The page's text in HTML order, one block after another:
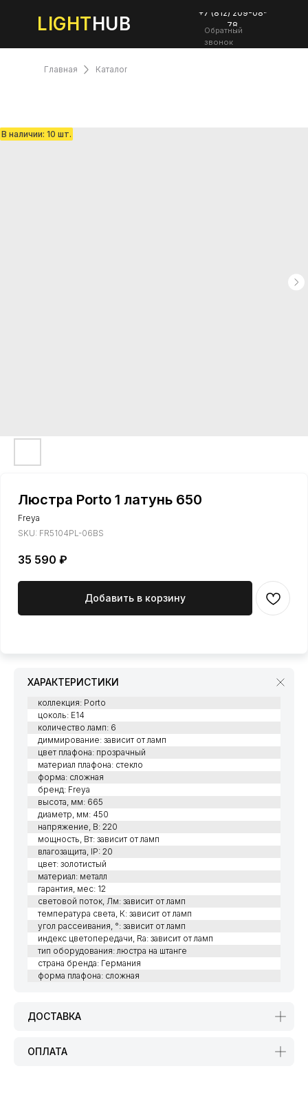
LIGHTHUB
+7 (812) 209-08-
78
Обратный
звонок
Каталог
Главная
Люстра Porto 1 латунь 650
Freya
SKU: FR5104PL-06BS
35 590 ₽
Добавить в корзину
ХАРАКТЕРИСТИКИ
коллекция: Porto
цоколь: E14
количество ламп: 6
диммирование: зависит от ламп
цвет плафона: прозрачный
материал плафона: стекло
форма: сложная
бренд: Freya
высота, мм: 665
диаметр, мм: 450
напряжение, В: 220
мощность, Вт: зависит от ламп
влагозащита, IP: 20
цвет: золотистый
материал: металл
гарантия, мес: 12
световой поток, Лм: зависит от ламп
температура света, К: зависит от ламп
угол рассеивания, °: зависит от ламп
индекс цветопередачи, Ra: зависит от ламп
тип оборудования: люстра на штанге
страна бренда: Германия
форма плафона: сложная
ДОСТАВКА
ОПЛАТА